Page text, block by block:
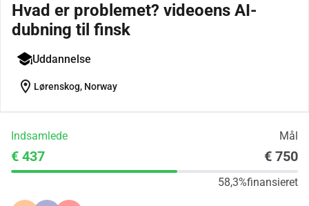
Hvad er problemet? videoens AI-
dubning til finsk
Uddannelse
location_on Lørenskog, Norway
Indsamlede Mål
€ 437 € 750
58,3%finansieret